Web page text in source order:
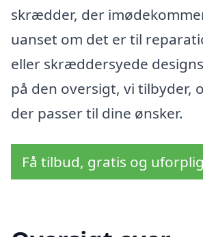
skrædder, der
uanset om det er til
eller skræddersyede
på den oversigt, vi tilbyder,
der passer til dine ønsker.
Få tilbud, gratis og